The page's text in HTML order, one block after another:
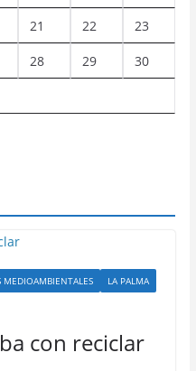
21 22 23
28 29 30
MEDIOAMBIENTALES
LA PALMA
con reciclar